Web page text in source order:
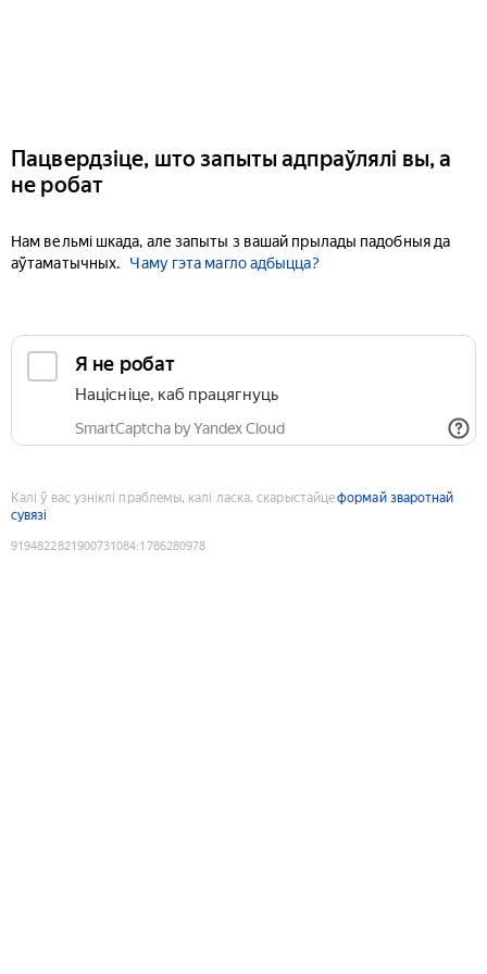
Пацвердзіце, што запыты адпраўлялі вы, а
не робат
Нам вельмі шкада, але запыты з вашай прылады падобныя да
аўтаматычных.
Чаму гэта магло адбыцца?
Я не робат
Націсніце, каб працягнуць
SmartCaptcha by Yandex Cloud
Калі ў вас узніклі праблемы, калі ласка, скарыстайцеформай зваротнай
сувязі
9194822821900731084:1786280978